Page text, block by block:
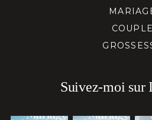
COUPLE
Suivez-moi sur